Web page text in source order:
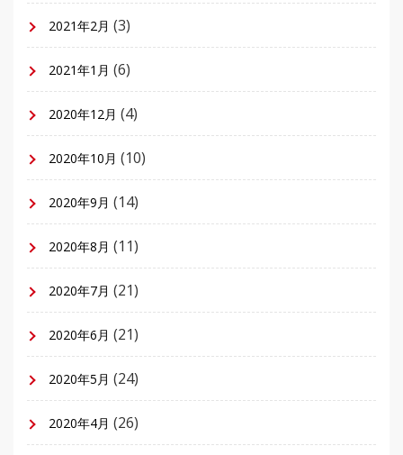
2021年2月 (3)
2021年1月 (6)
2020年12月 (4)
2020年10月 (10)
2020年9月 (14)
2020年8月 (11)
2020年7月 (21)
2020年6月 (21)
2020年5月 (24)
2020年4月 (26)